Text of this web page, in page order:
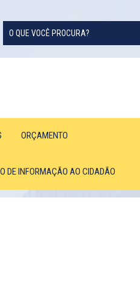
ORÇAMENTO
DE INFORMAÇÃO AO CIDADÃO